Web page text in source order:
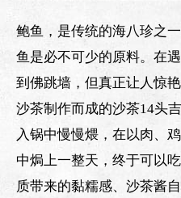
鲍鱼，是传统的海八珍之
鱼是必不可少的原料。在
到佛跳墙，但真正让人惊
沙茶制作而成的沙茶14头
入锅中慢慢煨，在以肉、
中焗上一整天，终于可以
质带来的黏糯感、沙茶酱